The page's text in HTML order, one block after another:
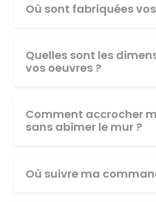
Où sont fabriquées
Quelles sont les
vos oeuvres ?
Comment accrocher
sans abîmer le mur ?
Où suivre ma